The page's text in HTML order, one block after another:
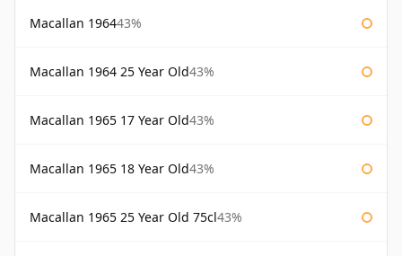
Macallan 196443%
Macallan 1964 25 Year Old43%
Macallan 1965 17 Year Old43%
Macallan 1965 18 Year Old43%
Macallan 1965 25 Year Old 75cl43%